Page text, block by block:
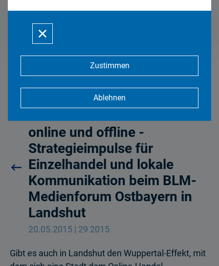
Zustimmen
Ablehnen
online und offline -
Strategieimpulse für
Einzelhandel und lokale
Kommunikation beim BLM-
Medienforum Ostbayern in
Landshut
20.05.2015 | 29 2015
Gibt es auch in Landshut den Wuppertal-Effekt, mit